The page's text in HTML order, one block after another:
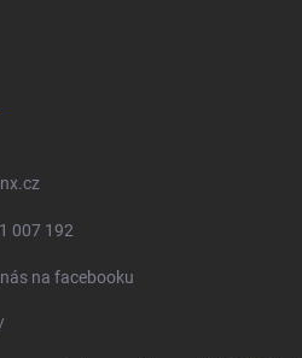
007 192
na facebooku